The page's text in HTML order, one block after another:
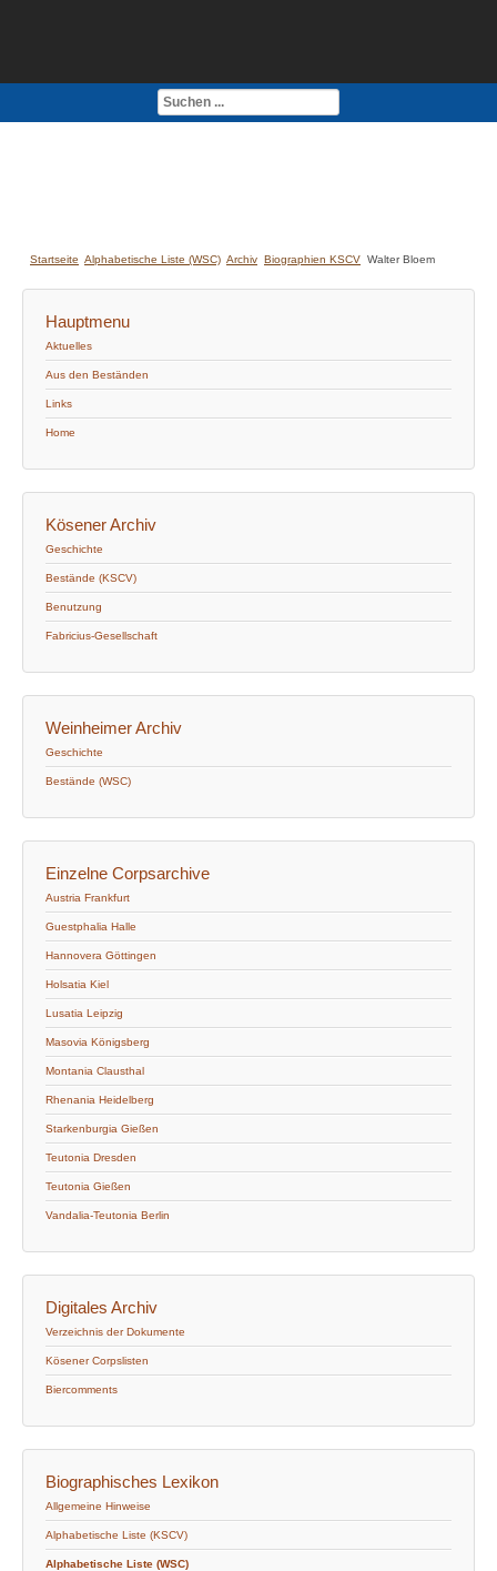
Startseite Alphabetische Liste (WSC) Archiv Biographien KSCV Walter Bloem
Hauptmenu
Aktuelles
Aus den Beständen
Links
Home
Kösener Archiv
Geschichte
Bestände (KSCV)
Benutzung
Fabricius-Gesellschaft
Weinheimer Archiv
Geschichte
Bestände (WSC)
Einzelne Corpsarchive
Austria Frankfurt
Guestphalia Halle
Hannovera Göttingen
Holsatia Kiel
Lusatia Leipzig
Masovia Königsberg
Montania Clausthal
Rhenania Heidelberg
Starkenburgia Gießen
Teutonia Dresden
Teutonia Gießen
Vandalia-Teutonia Berlin
Digitales Archiv
Verzeichnis der Dokumente
Kösener Corpslisten
Biercomments
Biographisches Lexikon
Allgemeine Hinweise
Alphabetische Liste (KSCV)
Alphabetische Liste (WSC)